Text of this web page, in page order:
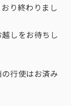
り終わりまし
しをお待ちし
行使はお済み